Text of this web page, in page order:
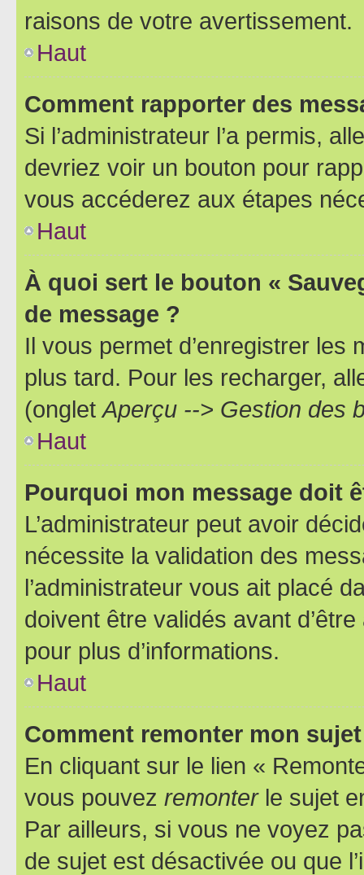
raisons de votre avertissement.
Haut
Comment rapporter des
Si l’administrateur l’a permis,
devriez voir un bouton pour
vous accéderez aux étapes
Haut
À quoi sert le bouton «
de message ?
Il vous permet d’enregistrer
plus tard. Pour les recharger,
(ongletAperçu --> Gestion des
Haut
Pourquoi mon message doit
L’administrateur peut avoir
nécessite la validation des
l’administrateur vous ait placé
doivent être validés avant
pour plus d’informations.
Haut
Comment remonter mon
En cliquant sur le lien «
vous pouvez remonterle sujet
Par ailleurs, si vous ne voyez
de sujet est désactivée ou que